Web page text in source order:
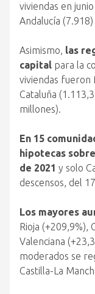
viviendas en
Andalucía
Asimismo, las
capital para la
viviendas fueron
Cataluña
millones).
En 15
hipotecas
de 2021 y solo
descensos, del
Los mayores
Rioja (+209,9%),
Valenciana
moderados se
Castilla-La